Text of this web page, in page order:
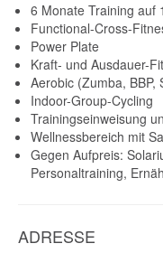
6 Monate Training auf
Functional-Cross-
Power Plate
Kraft- und Ausdauer-
Aerobic (Zumba, BBP,
Indoor-Group-Cycling
Trainingseinweisung
Wellnessbereich mit
Gegen Aufpreis:
Personaltraining,
ADRESSE